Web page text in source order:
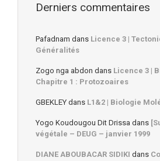
Derniers commentaires
Pafadnam dans Licence 3 |
Généralités
Zogo nga abdon dans Licence 3 |
Chapitre 1 : Protozoaires
GBEKLEY dans L1&2 | Biologie
Yogo Koudougou Dit Drissa dans
végétale – DEUG – janvier 1999
DIANE ABOUBACAR SIDIKI dans